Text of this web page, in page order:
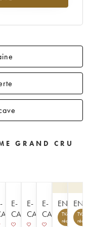
GRAND CRU
E-
CAVISTE
E-
CAVISTE
E-
CAVISTE
TVA
récupérable
TVA